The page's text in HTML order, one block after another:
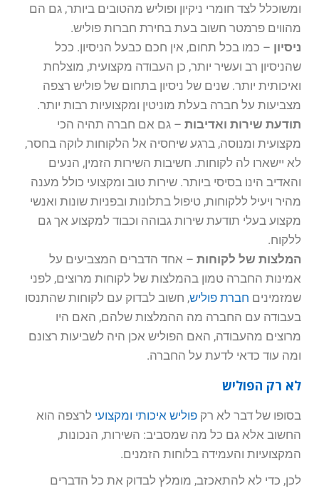
ומשוכלל לצד חומרי ניקיון ופוליש מהטובים ביותר, גם הם
מהווים פרמטר חשוב בעת בחירת חברות פוליש.
ניסיון – כמו בכל תחום, אין חכם כבעל הניסיון. ככל
שהניסיון רב ועשיר יותר, כן העבודה מקצועית, מוצלחת
ואיכותית יותר. שנים של ניסיון בתחום של פוליש רצפה
מצביעות על חברה בעלת מוניטין ומקצועיות רבות יותר.
תודעת שירות ואדיבות – גם אם חברה תהיה הכי
מקצועית ומנוסה, ברגע שיחסיה אל הלקוחות לוקה בחסר,
לא יישארו לה לקוחות. חשיבות השירות הזמין, הנעים
והאדיב הינו בסיסי ביותר. שירות טוב ומקצועי כולל מענה
מהיר ויעיל ללקוחות, טיפול בתלונות ובפניות שונות ואנשי
מקצוע בעלי תודעת שירות גבוהה וכבוד למקצוע אך גם
ללקוח.
המלצות של לקוחות – אחד הדברים המצביעים על
אמינות החברה טמון בהמלצות של לקוחות מרוצים, לפני
שמזמינים חברת פוליש, חשוב לבדוק עם לקוחות שהתנסו
בעבודה עם החברה מה ההמלצות שלהם, האם היו
מרוצים מהעבודה, האם הפוליש אכן היה לשביעות רצונם
ומה עוד כדאי לדעת על החברה.
לא רק הפוליש
בסופו של דבר לא רק פוליש איכותי ומקצועי לרצפה הוא
החשוב אלא גם כל מה שמסביב: השירות, הנכונות,
המקצועיות והעמידה בלוחות הזמנים.
לכן, כדי לא להתאכזב, מומלץ לבדוק את כל הדברים